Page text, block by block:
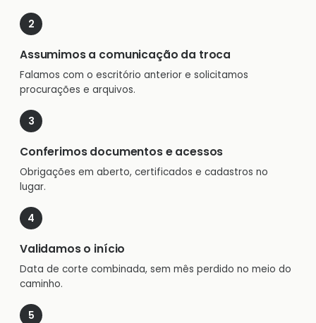
Assumimos a comunicação da troca
Falamos com o escritório anterior e solicitamos
procurações e arquivos.
Conferimos documentos e acessos
Obrigações em aberto, certificados e cadastros no
lugar.
Validamos o início
Data de corte combinada, sem mês perdido no meio do
caminho.